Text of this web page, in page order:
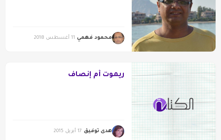
محمود فهمي 11 أغسطس 2018
ريموت أم إنصاف
هدى توفيق 17 أبريل 2015